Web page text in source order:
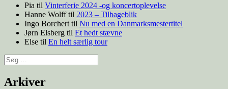
Pia til Vinterferie 2024 -og koncertoplevelse
Hanne Wolfftil 2023 – Tilbageblik
Ingo Borchert til Nu med en Danmarksmestertitel
Jørn Elsberg til Et hedt stævne
Else til En helt særlig tour
Arkiver